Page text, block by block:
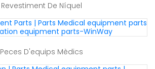
Revestiment De Níquel
Peces D'equips Mèdics